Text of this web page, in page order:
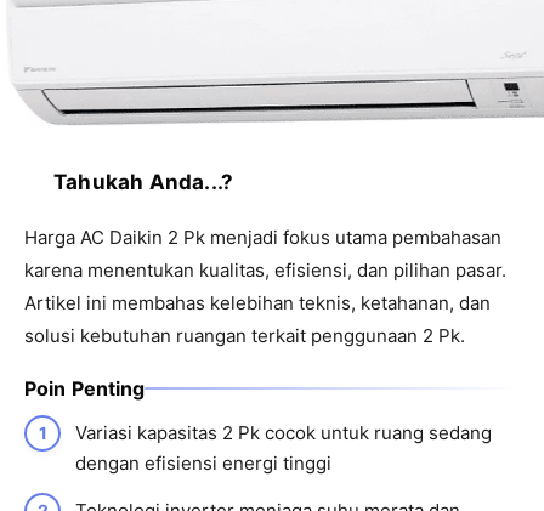
Tahukah Anda...?
Harga AC Daikin 2 Pk menjadi fokus utama pembahasan
karena menentukan kualitas, efisiensi, dan pilihan pasar.
Artikel ini membahas kelebihan teknis, ketahanan, dan
solusi kebutuhan ruangan terkait penggunaan 2 Pk.
Poin Penting
Variasi kapasitas 2 Pk cocok untuk ruang sedang
dengan efisiensi energi tinggi